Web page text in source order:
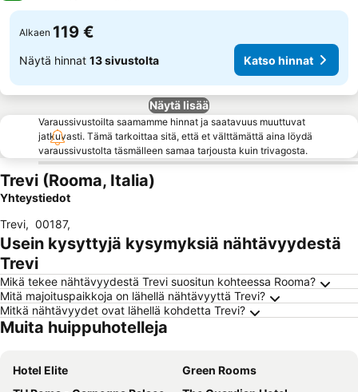
Alkaen 119 €
Näytä hinnat 13 sivustolta Katso hinnat
Näytä lisää
Varaussivustoilta saamamme hinnat ja saatavuus muuttuvat
jatkuvasti. Tämä tarkoittaa sitä, että et välttämättä aina löydä
varaussivustolta täsmälleen samaa tarjousta kuin trivagosta.
Trevi (Rooma, Italia)
Yhteystiedot
Trevi, 00187,
Usein kysyttyjä kysymyksiä nähtävyydestä
Trevi
Mikä tekee nähtävyydestä Trevi suositun kohteessa Rooma?
Mitä majoituspaikkoja on lähellä nähtävyyttä Trevi?
Mitkä nähtävyydet ovat lähellä kohdetta Trevi?
Muita huippuhotelleja
Hotel Elite
Green Rooms